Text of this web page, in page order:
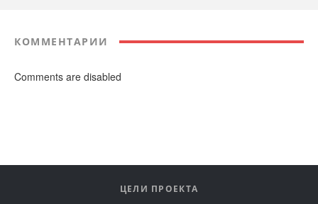
КОММЕНТАРИИ
Comments are disabled
ЦЕЛИ ПРОЕКТА